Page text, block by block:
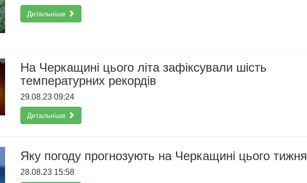
Детальніше
На Черкащині цього літа зафіксували шість
температурних рекордів
29.08.23 09:24
Детальніше
Яку погоду прогнозують на Черкащині цього тижня
28.08.23 15:58